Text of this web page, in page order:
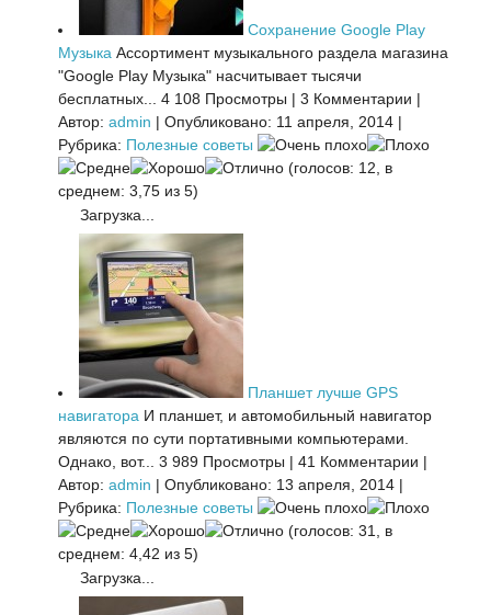
Сохранение Google Play
Музыка Ассортимент музыкального раздела магазина
"Google Play Музыка" насчитывает тысячи
бесплатных...
4 108 Просмотры | 3 Комментарии |
Автор: admin | Опубликовано: 11 апреля, 2014 |
Рубрика: Полезные советы
(голосов: 12, в
среднем: 3,75 из 5)
Загрузка...
Планшет лучше GPS
навигатора И планшет, и автомобильный навигатор
являются по сути портативными компьютерами.
Однако, вот...
3 989 Просмотры | 41 Комментарии |
Автор: admin | Опубликовано: 13 апреля, 2014 |
Рубрика: Полезные советы
(голосов: 31, в
среднем: 4,42 из 5)
Загрузка...